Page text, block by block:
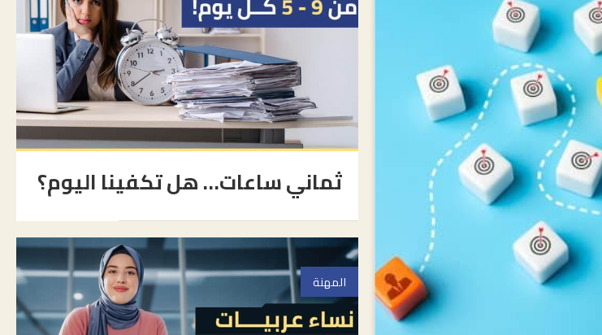
ثماني ساعات… هل تكفينا اليوم؟
المهنة